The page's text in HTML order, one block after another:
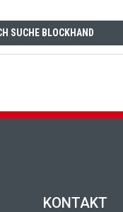
SUCHE BLOCKHAND
KONTAKT